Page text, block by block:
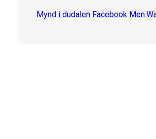
Mynd i dudalen Facebook